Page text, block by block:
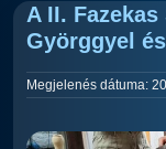
A II.
Györggyel
Megjelenés dátuma: